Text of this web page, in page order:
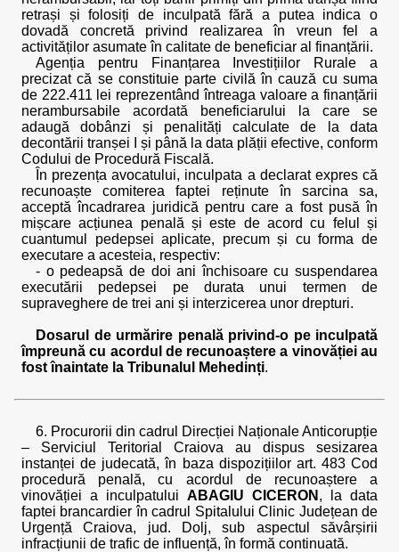
retrași și folosiți de inculpată fără a putea indica o
dovadă concretă privind realizarea în vreun fel a
activităților asumate în calitate de beneficiar al finanțării.
Agenția pentru Finanțarea Investițiilor Rurale a
precizat că se constituie parte civilă în cauză cu suma
de 222.411 lei reprezentând întreaga valoare a finanțării
nerambursabile acordată beneficiarului la care se
adaugă dobânzi și penalități calculate de la data
decontării tranșei I și până la data plății efective, conform
Codului de Procedură Fiscală.
În prezența avocatului, inculpata a declarat expres că
recunoaște comiterea faptei reținute în sarcina sa,
acceptă încadrarea juridică pentru care a fost pusă în
mișcare acțiunea penală și este de acord cu felul și
cuantumul pedepsei aplicate, precum și cu forma de
executare a acesteia, respectiv:
- o pedeapsă de doi ani închisoare cu suspendarea
executării pedepsei pe durata unui termen de
supraveghere de trei ani și interzicerea unor drepturi.
Dosarul de urmărire penală privind-o pe inculpată
împreună cu acordul de recunoaștere a vinovăției au
fost înaintate la Tribunalul Mehedinți.
6. Procurorii din cadrul Direcției Naționale Anticorupție
– Serviciul Teritorial Craiova au dispus sesizarea
instanței de judecată, în baza dispozițiilor art. 483 Cod
procedură penală, cu acordul de recunoaștere a
vinovăției a inculpatului ABAGIU CICERON , la data
faptei brancardier în cadrul Spitalului Clinic Județean de
Urgență Craiova, jud. Dolj, sub aspectul săvârșirii
infracțiunii de trafic de influență, în formă continuată.